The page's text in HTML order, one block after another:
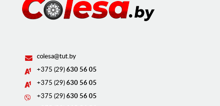
colesa@tut.by
+375 (29) 630 56 05
+375 (29) 630 56 05
+375 (29) 630 56 05